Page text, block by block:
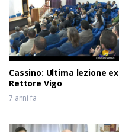
Cassino: Ultima lezione ex
Rettore Vigo
7 anni fa